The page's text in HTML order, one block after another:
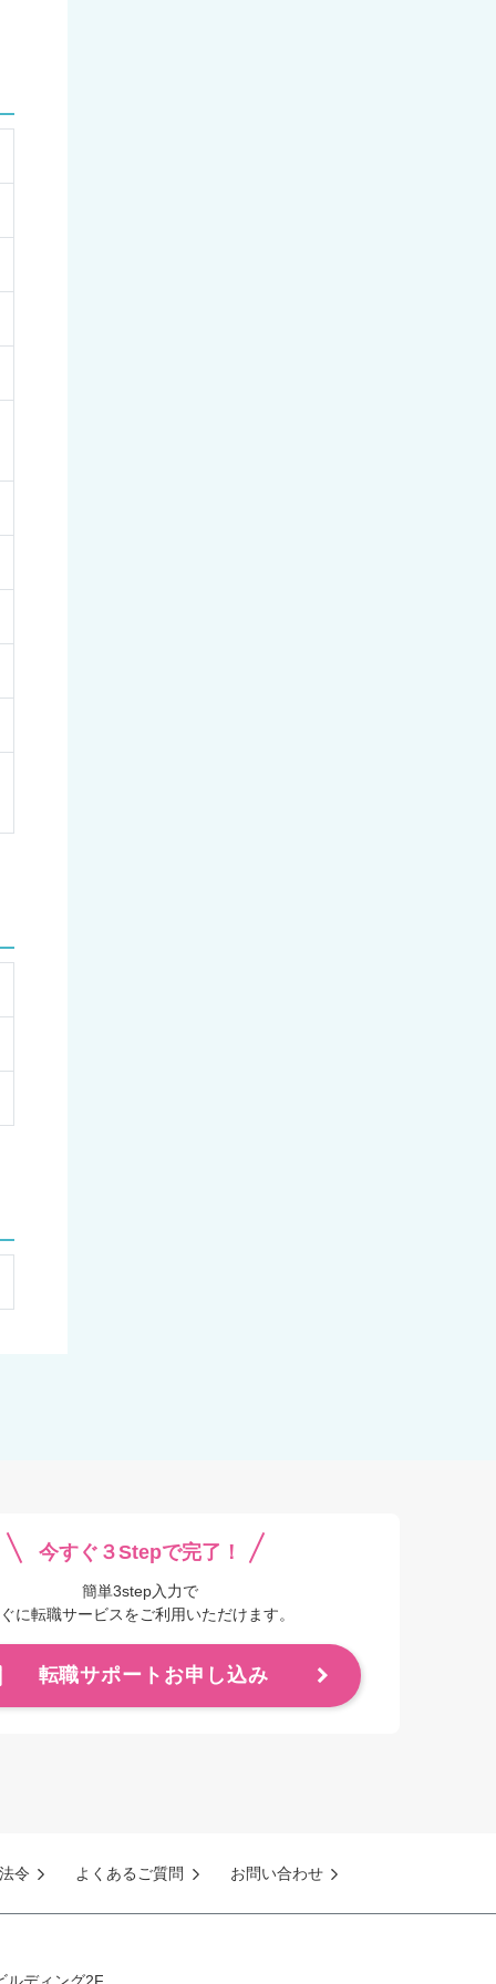
今すぐ３Stepで完了！
簡単3step入力で
に転職サービスをご利用いただけます。
転職サポートお申し込み
令 よくあるご質問 お問い合わせ